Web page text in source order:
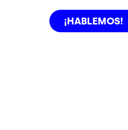
¡HABLEMOS!